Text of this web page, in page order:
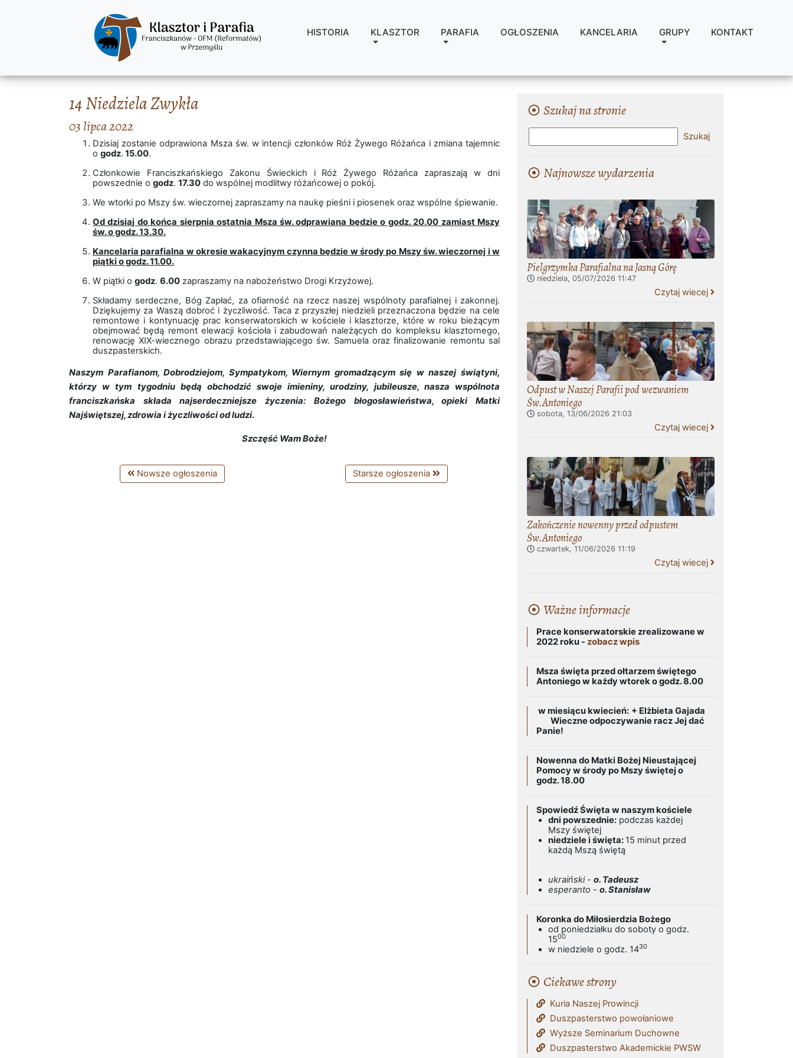
HISTORIA KLASZTOR PARAFIA OGŁOSZENIA KANCELARIA GRUPY KONTAKT
14 Niedziela Zwykła
03 lipca 2022
Dzisiaj zostanie odprawiona Msza św. w intencji członków Róż Żywego Różańca i zmiana tajemnic
o godz. 15.00.
Członkowie Franciszkańskiego Zakonu Świeckich i Róż Żywego Różańca zapraszają w dni
powszednie o godz. 17.30 do wspólnej modlitwy różańcowej o pokój.
We wtorki po Mszy św. wieczornej zapraszamy na naukę pieśni i piosenek oraz wspólne śpiewanie.
Od dzisiaj do końca sierpnia ostatnia Msza św. odprawiana będzie o godz. 20.00 zamiast Mszy
św. o godz. 13.30.
Kancelaria parafialna w okresie wakacyjnym czynna będzie w środy po Mszy św. wieczornej i w
piątki o godz. 11.00.
W piątki o godz. 6.00 zapraszamy na nabożeństwo Drogi Krzyżowej.
Składamy serdeczne, Bóg Zapłać, za ofiarność na rzecz naszej wspólnoty parafialnej i zakonnej.
Dziękujemy za Waszą dobroć i życzliwość. Taca z przyszłej niedzieli przeznaczona będzie na cele
remontowe i kontynuację prac konserwatorskich w kościele i klasztorze, które w roku bieżącym
obejmować będą remont elewacji kościoła i zabudowań należących do kompleksu klasztornego,
renowację XIX-wiecznego obrazu przedstawiającego św. Samuela oraz finalizowanie remontu sal
duszpasterskich.
Naszym Parafianom, Dobrodziejom, Sympatykom, Wiernym gromadzącym się w naszej świątyni,
którzy w tym tygodniu będą obchodzić swoje imieniny, urodziny, jubileusze, nasza wspólnota
franciszkańska składa najserdeczniejsze życzenia: Bożego błogosławieństwa, opieki Matki
Najświętszej, zdrowia i życzliwości od ludzi.
Szczęść Wam Boże!
Nowsze ogłoszenia Starsze ogłoszenia
Szukaj na stronie
Najnowsze wydarzenia
Pielgrzymka Parafialna na Jasną Górę
niedziela, 05/07/2026 11:47
Czytaj wiecej
Odpust w Naszej Parafii pod wezwaniem
Św.Antoniego
sobota, 13/06/2026 21:03
Czytaj wiecej
Zakończenie nowenny przed odpustem
Św.Antoniego
czwartek, 11/06/2026 11:19
Czytaj wiecej
Ważne informacje
Prace konserwatorskie zrealizowane w
2022 roku - zobacz wpis
Msza święta przed ołtarzem świętego
Antoniego w każdy wtorek o godz. 8.00
w miesiącu kwiecień: + Elżbieta Gajada
Wieczne odpoczywanie racz Jej dać
Panie!
Nowenna do Matki Bożej Nieustającej
Pomocy w środy po Mszy świętej o
godz. 18.00
Spowiedź Święta w naszym kościele
dni powszednie: podczas każdej
Mszy świętej
niedziele i święta: 15 minut przed
każdą Mszą świętą
ukraiński - o. Tadeusz
esperanto - o. Stanisław
Koronka do Miłosierdzia Bożego
od poniedziałku do soboty o godz.
1500
w niedziele o godz. 1430
Ciekawe strony
Kuria Naszej Prowincji
Duszpasterstwo powołaniowe
Wyższe Seminarium Duchowne
Duszpasterstwo Akademickie PWSW